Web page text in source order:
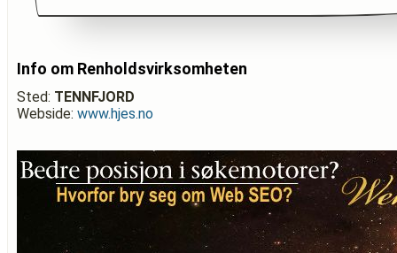
Info om Renholdsvirksomheten
Sted: TENNFJORD
Webside: www.hjes.no